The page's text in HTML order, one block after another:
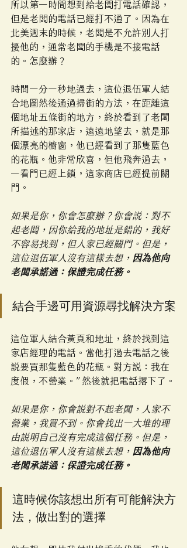
所以第一時間想到給老闆打電話確認，​​
但是老闆的電話已經打不通了。因為在
北美週末的時候，老闆是不允許別人打
擾他的，通常老闆的手機是不接電話
的。怎麼辦？
時間一分一秒地過去，這位退伍軍人結
合地圖然後通過掃街的方法，在距離這
個地址五條街的地方，終於看到了老闆
所描述的那家店，遠遠地望去，就是那
個漂亮的櫥窗，他已經看到了那隻藍色
的花瓶。他非常欣喜，但他飛奔過去，
一看門已經上鎖，這家商店已經提前關
門。
如果是你，你會怎麼辦？你會說：對不
起老闆，因你給我的地址是錯的，我好
不容易找到，但人家已經關門。但是，
這位退伍軍人沒有這樣去想， 因為他向
老闆承諾過：保證完成任務。
結合手邊可用資源尋找解決方案
這位軍人結合黃頁和地址，終於找到這
家店經理的電話。當他打過去電話之後
說要買那隻藍色的花瓶。對方說：我在
度假，不營業。”然後就把電話撂下了。
如果是你，你會說對不起老闆，人家不
營業，我買不到。你會找出一大堆的理
由說明自己沒有完成這個任務。但是，
這位退伍軍人沒有這樣去想， 因為他向
老闆承諾過：保證完成任務。
這時候你該想出所有可能解決方
法，做出對的選擇